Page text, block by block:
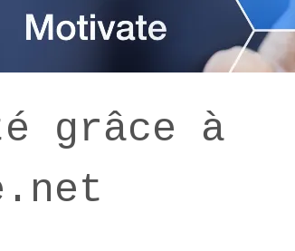
grâce à